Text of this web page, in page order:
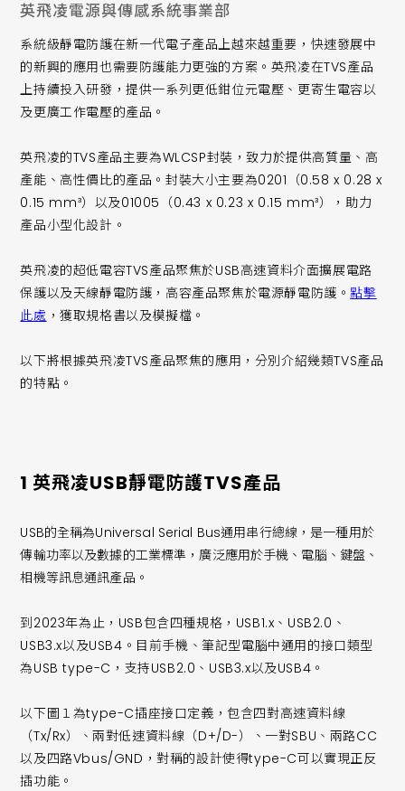
英飛凌電源與傳感系統事業部
系統級靜電防護在新一代電子產品上越來越重要，快速發展中
的新興的應用也需要防護能力更強的方案。英飛凌在TVS產品
上持續投入研發，提供一系列更低鉗位元電壓、更寄生電容以
及更廣工作電壓的產品。
英飛凌的TVS產品主要為WLCSP封裝，致力於提供高質量、高
產能、高性價比的產品。封裝大小主要為0201（0.58 x 0.28 x
0.15 mm³）以及01005（0.43 x 0.23 x 0.15 mm³），助力
產品小型化設計。
英飛凌的超低電容TVS產品聚焦於USB高速資料介面擴展電路
保護以及天線靜電防護，高容產品聚焦於電源靜電防護。點擊
此處 ，獲取規格書以及模擬檔。
以下將根據英飛凌TVS產品聚焦的應用，分別介紹幾類TVS產品
的特點。
1 英飛凌USB靜電防護TVS產品
USB的全稱為Universal Serial Bus通用串行總線，是一種用於
傳輸功率以及數據的工業標準，廣泛應用於手機、電腦、鍵盤、
相機等訊息通訊產品。
到2023年為止，USB包含四種規格，USB1.x、USB2.0、
USB3.x以及USB4。目前手機、筆記型電腦中通用的接口類型
為USB type-C，支持USB2.0、USB3.x以及USB4。
以下圖１為type-C插座接口定義，包含四對高速資料線
（Tx/Rx）、兩對低速資料線（D+/D-）、一對SBU、兩路CC
以及四路Vbus/GND，對稱的設計使得type-C可以實現正反
插功能。